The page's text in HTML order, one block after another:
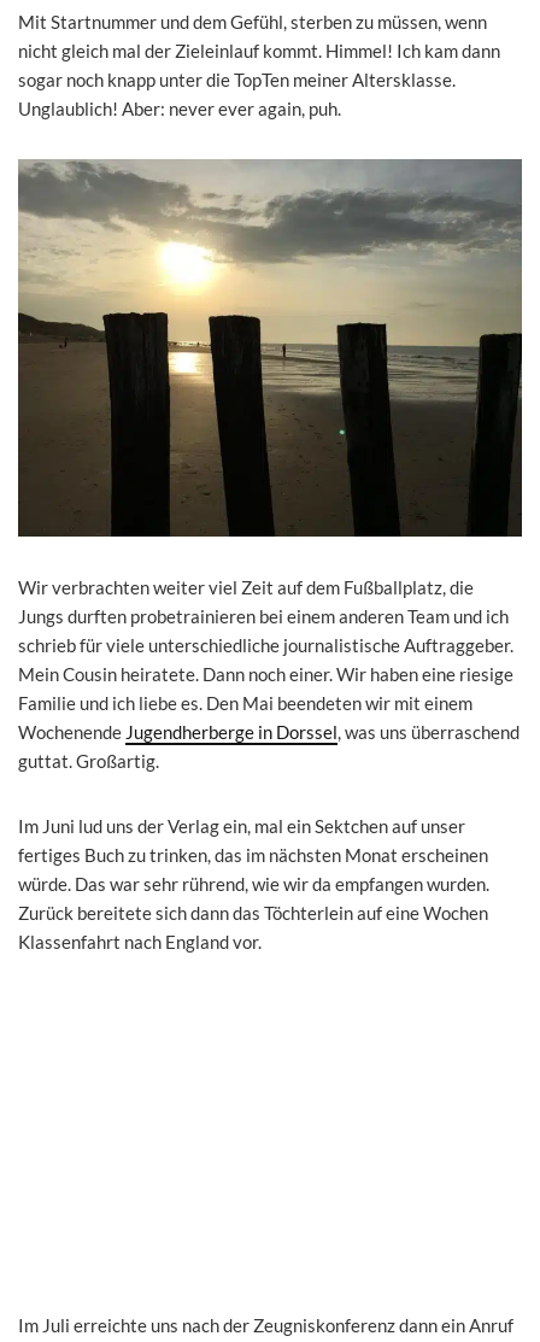
Mit Startnummer und dem Gefühl, sterben zu müssen, wenn
nicht gleich mal der Zieleinlauf kommt. Himmel! Ich kam dann
sogar noch knapp unter die TopTen meiner Altersklasse.
Unglaublich! Aber: never ever again, puh.
Wir verbrachten weiter viel Zeit auf dem Fußballplatz, die
Jungs durften probetrainieren bei einem anderen Team und ich
schrieb für viele unterschiedliche journalistische Auftraggeber.
Mein Cousin heiratete. Dann noch einer. Wir haben eine riesige
Familie und ich liebe es. Den Mai beendeten wir mit einem
Wochenende Jugendherberge in Dorssel, was uns überraschend
guttat. Großartig.
Im Juni lud uns der Verlag ein, mal ein Sektchen auf unser
fertiges Buch zu trinken, das im nächsten Monat erscheinen
würde. Das war sehr rührend, wie wir da empfangen wurden.
Zurück bereitete sich dann das Töchterlein auf eine Wochen
Klassenfahrt nach England vor.
Im Juli erreichte uns nach der Zeugniskonferenz dann ein Anruf